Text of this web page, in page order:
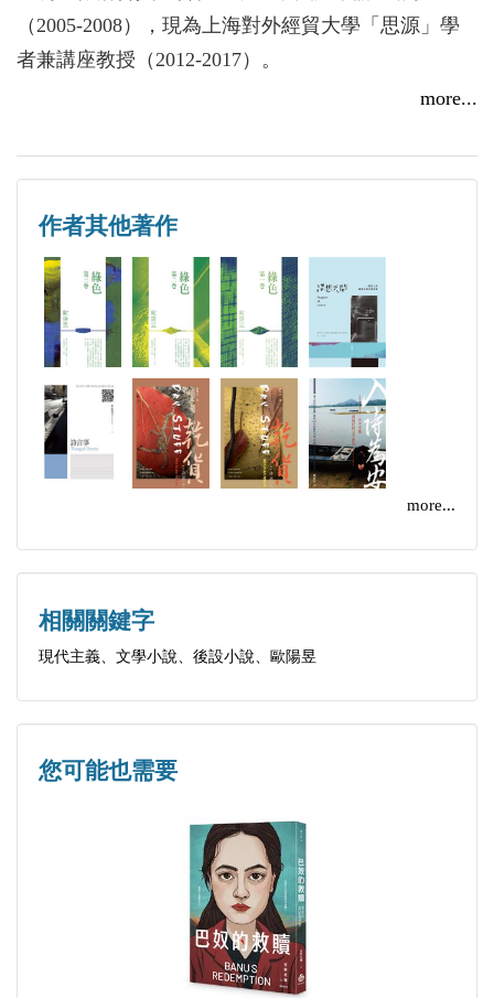
了兩人豐富的內心世界和修潔音筆下所描述的一個早
已逝去的時代風貌。
（2005-2008），現為上海對外經貿大學「思源」學
者兼講座教授（2012-2017）。
集《異物》獲悉尼2003年快書詩歌獎。中文詩歌兩度
亞最佳詩歌選。
英文長篇處女作The Eastern Slope Chronicle獲2004年
阿德雷得文學節文學創新獎。
第二部英文長篇小說The English Class 2010年8月在墨
爾本出版，於2011年獲得新南威爾士總督獎並四次入
出版後獲2014年澳中理事會翻譯獎。
more...
作者其他著作
more...
相關關鍵字
現代主義、文學小說、後設小說、歐陽昱
您可能也需要